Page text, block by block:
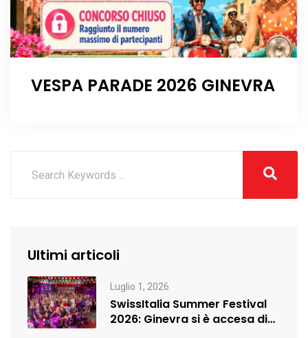
VESPA PARADE 2026 GINEVRA
Ultimi articoli
Luglio 1, 2026
SwissItalia Summer Festival
2026: Ginevra si è accesa di